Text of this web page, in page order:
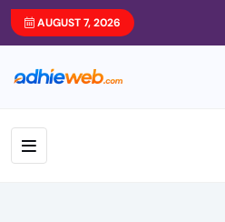
AUGUST 7, 2026